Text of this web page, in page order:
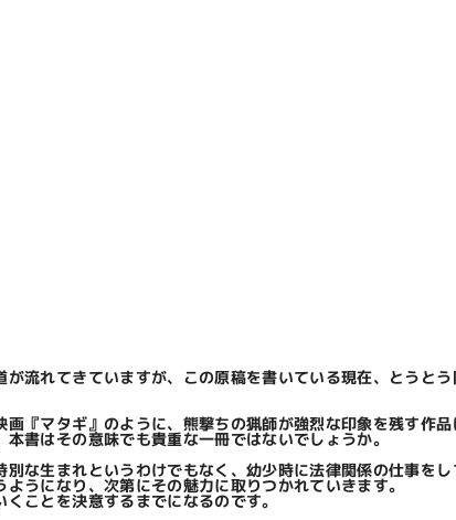
流れてきていますが、この原稿を書いている現在、とうと
『マタギ』のように、熊撃ちの猟師が強烈な印象を残す作
書はその意味でも貴重な一冊ではないでしょうか。
な生まれというわけでもなく、幼少時に法律関係の仕事を
うになり、次第にその魅力に取りつかれていきます。
ことを決意するまでになるのです。